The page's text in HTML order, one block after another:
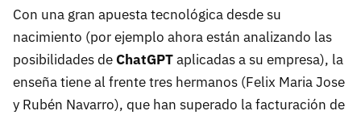
Con una gran apuesta tecnológica desde su
nacimiento (por ejemplo ahora están analizando las
posibilidades deChatGPTaplicadas a su empresa), la
enseña tiene al frente tres hermanos (Felix Maria Jose
y Rubén Navarro), que han superado la facturación de